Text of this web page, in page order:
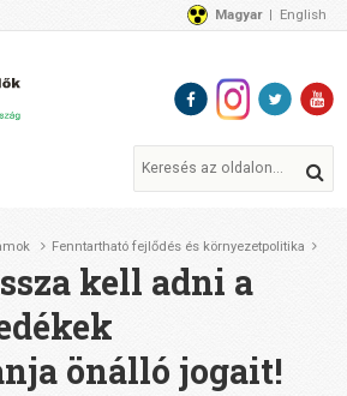
Magyar English
Fenntartható fejlődés és környezetpolitika
kell adni a
önálló jogait!